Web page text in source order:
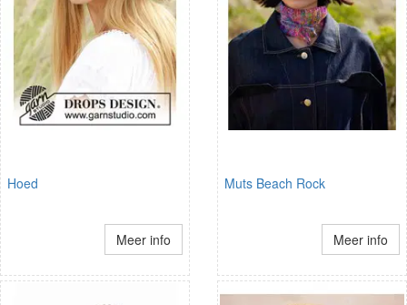
Hoed
Meer info
Muts Beach Rock
Meer info